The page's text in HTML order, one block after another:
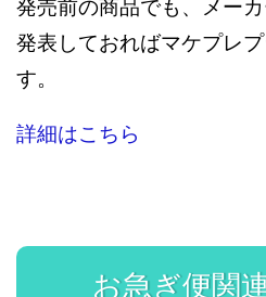
発売前の商品でも、メー
発表しておればマケプレ
す。
詳細はこちら
お急ぎ便関